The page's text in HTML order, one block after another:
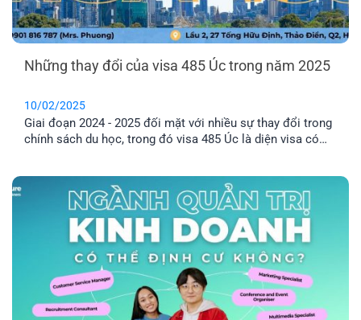
Những thay đổi của visa 485 Úc trong năm 2025
10/02/2025
Giai đoạn 2024 - 2025 đối mặt với nhiều sự thay đổi trong
chính sách du học, trong đó visa 485 Úc là diện visa có
học của mình nhé.